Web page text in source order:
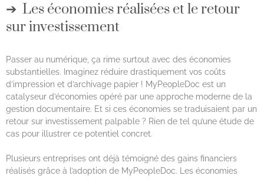
Les économies réalisées et le retour
sur investissement
Passer au numérique, ça rime surtout avec des économies
substantielles. Imaginez réduire drastiquement vos coûts
d’impression et d’archivage papier ! MyPeopleDoc est un
catalyseur d’économies opéré par une approche moderne de la
gestion documentaire. Et si ces économies se traduisaient par un
retour sur investissement palpable ? Rien de tel qu’une étude de
cas pour illustrer ce potentiel concret.
Plusieurs entreprises ont déjà témoigné des gains financiers
réalisés grâce à l’adoption de MyPeopleDoc. Les économies